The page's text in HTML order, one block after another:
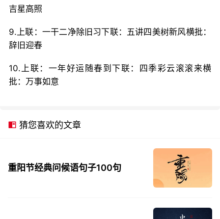
吉星高照
9.上联：一干二净除旧习下联：五讲四美树新风横批：
辞旧迎春
10.上联：一年好运随春到下联：四季彩云滚滚来横
批：万事如意
猜您喜欢的文章
重阳节经典问候语句子100句